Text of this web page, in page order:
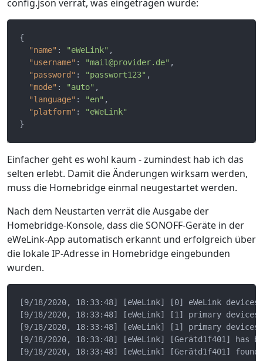
config.json verrät, was eingetragen wurde:
{
"name" : "eWeLink" ,
"username" : "mail@provider.de" ,
"password" : "passwort123" ,
"mode" : "auto" ,
"language" : "en" ,
"platform" :
"eWeLink"
}
Einfacher geht es wohl kaum - zumindest hab ich das
selten erlebt. Damit die Änderungen wirksam werden,
muss die Homebridge einmal neugestartet werden.
Nach dem Neustarten verrät die Ausgabe der
Homebridge-Konsole, dass die SONOFF-Geräte in der
eWeLink-App automatisch erkannt und erfolgreich über
die lokale IP-Adresse in Homebridge eingebunden
wurden.
[9/18/2020, 18:33:48] [eWeLink] [0] eWeLink devices
[9/18/2020, 18:33:48] [eWeLink] [1] primary devices
[9/18/2020, 18:33:48] [eWeLink] [1] primary
[9/18/2020, 18:33:48] [eWeLink] [Gerätd1f401] has